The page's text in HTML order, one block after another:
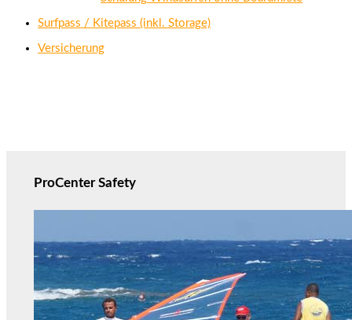
Surfpass / Kitepass (inkl. Storage)
Versicherung
ProCenter Safety